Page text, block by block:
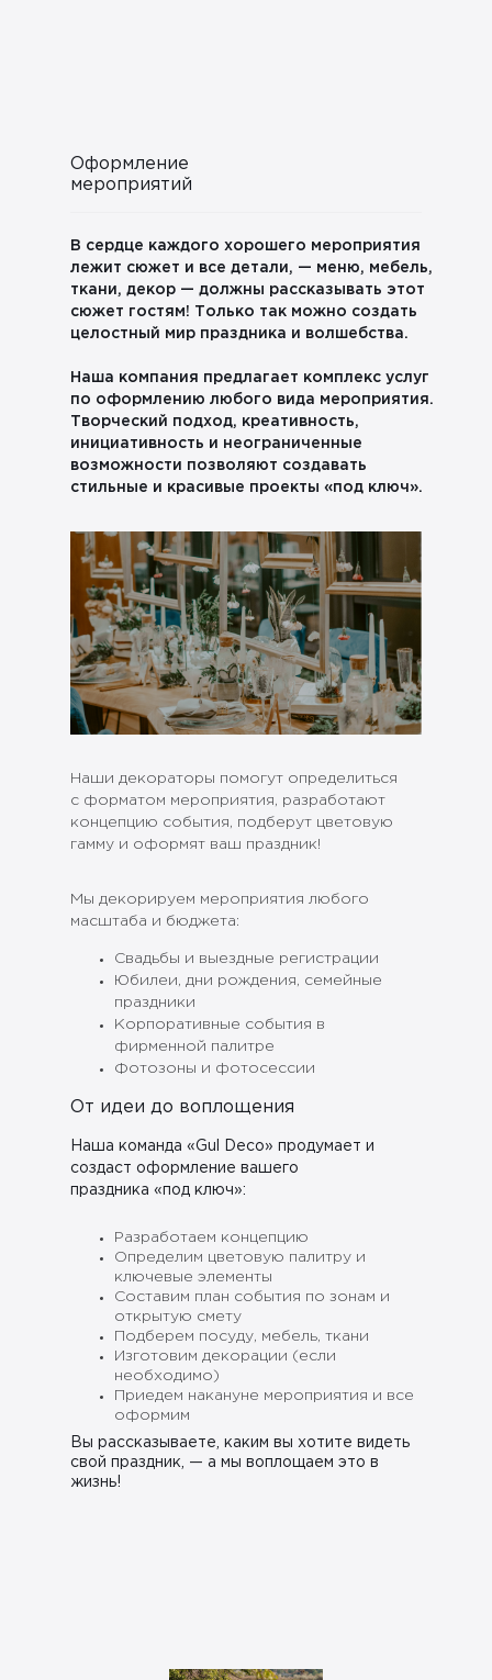
Оформление
мероприятий
В сердце каждого хорошего мероприятия
лежит сюжет и все детали, — меню, мебель,
ткани, декор — должны рассказывать этот
сюжет гостям! Только так можно создать
целостный мир праздника и волшебства.
Наша компания предлагает комплекс услуг
по оформлению любого вида мероприятия.
Творческий подход, креативность,
инициативность и неограниченные
возможности позволяют создавать
стильные и красивые проекты «под ключ».
Наши декораторы помогут определиться
с форматом мероприятия, разработают
концепцию события, подберут цветовую
гамму и оформят ваш праздник!
Мы декорируем мероприятия любого
масштаба и бюджета:
Свадьбы и выездные регистрации
Юбилеи, дни рождения, семейные
праздники
Корпоративные события в
фирменной палитре
Фотозоны и фотосессии
Наша команда «Gul Deco» продумает и
создаст оформление вашего
праздника «под ключ»:
От идеи до воплощения
Разработаем концепцию
Определим цветовую палитру и
ключевые элементы
Составим план события по зонам и
открытую смету
Подберем посуду, мебель, ткани
Изготовим декорации (если
необходимо)
Приедем накануне мероприятия и все
оформим
Вы рассказываете, каким вы хотите видеть
свой праздник, — а мы воплощаем это в
жизнь!